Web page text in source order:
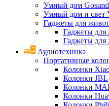
Умный дом Gosund
Умный дом и свет
Гаджеты для
Гаджеты для
Гаджеты
Аудиотехника
Портативные
Колонки
Колонки JBL
Колонки
Колонки